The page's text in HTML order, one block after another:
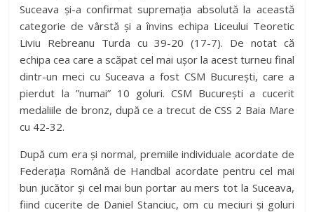
Suceava și-a confirmat supremația absolută la această
categorie de vârstă și a învins echipa Liceului Teoretic
Liviu Rebreanu Turda cu 39-20 (17-7). De notat că
echipa cea care a scăpat cel mai ușor la acest turneu final
dintr-un meci cu Suceava a fost CSM București, care a
pierdut la ”numai” 10 goluri. CSM București a cucerit
medaliile de bronz, după ce a trecut de CSS 2 Baia Mare
cu 42-32.
După cum era și normal, premiile individuale acordate de
Federația Română de Handbal acordate pentru cel mai
bun jucător și cel mai bun portar au mers tot la Suceava,
fiind cucerite de Daniel Stanciuc, om cu meciuri și goluri